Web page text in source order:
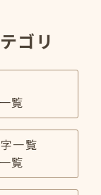
ゴリ
覧
一覧
覧